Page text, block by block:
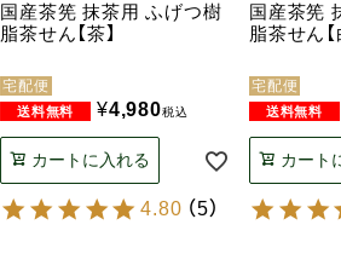
国産茶筅 抹茶用 ふげつ樹
脂茶せん【茶】
宅配便
¥4,980税込
カートに入れる
4.80 （5）
国産茶筅
脂茶せん【
宅配便
カート